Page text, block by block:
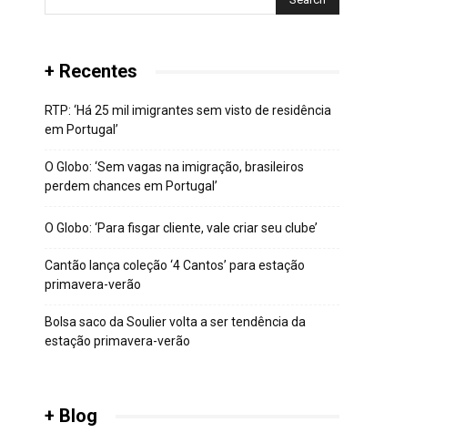
+ Recentes
RTP: ‘Há 25 mil imigrantes sem visto de residência
em Portugal’
O Globo: ‘Sem vagas na imigração, brasileiros
perdem chances em Portugal’
O Globo: ‘Para fisgar cliente, vale criar seu clube’
Cantão lança coleção ‘4 Cantos’ para estação
primavera-verão
Bolsa saco da Soulier volta a ser tendência da
estação primavera-verão
+ Blog